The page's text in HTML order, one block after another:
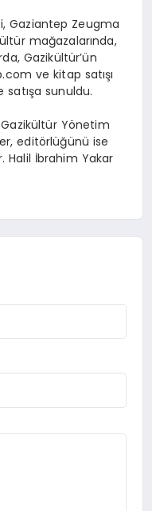
Gaziantep Zeugma
mağazalarında,
Gazikültür’ün
ve kitap satışı
sunuldu.
Yönetim
editörlüğünü ise
Halil İbrahim Yakar